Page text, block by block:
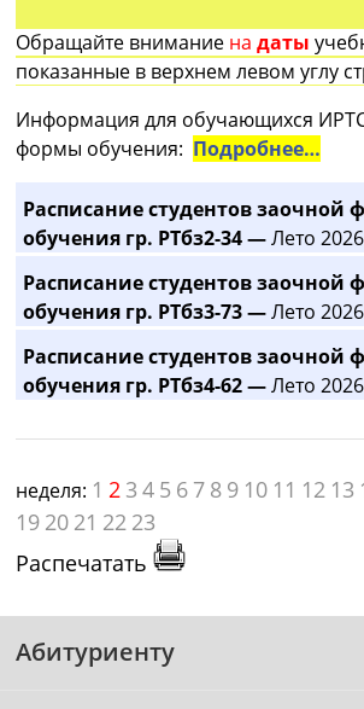
Обращайте внимание на даты
показанные в верхнем левом углу
Информация для обучающихся
формы обучения: Подробнее…
Расписание студентов заочной
обучения гр. РТбз2-34 —Лето
Расписание студентов заочной
обучения гр. РТбз3-73 —Лето
Расписание студентов заочной
обучения гр. РТбз4-62 —Лето
неделя: 1 2 3 4 5 6 7 8 9 10 11 12 13
19 20 21 22 23
Распечатать
Абитуриенту